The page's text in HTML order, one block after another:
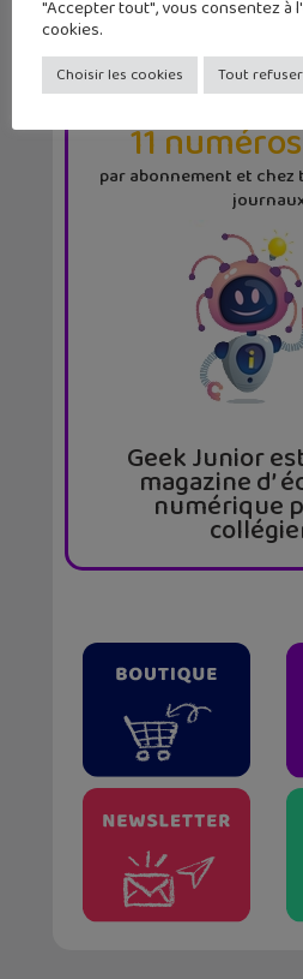
LE MAG
11
par abonnement et
Geek Junior
magazine d’
numérique
"Accepter tout", vous consentez à
cookies.
Choisir les cookies Tout refuser